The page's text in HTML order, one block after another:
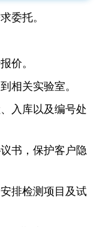
委托。
价。
相关实验室。
入库以及编号处
书，保护客户隐
排检测项目及试